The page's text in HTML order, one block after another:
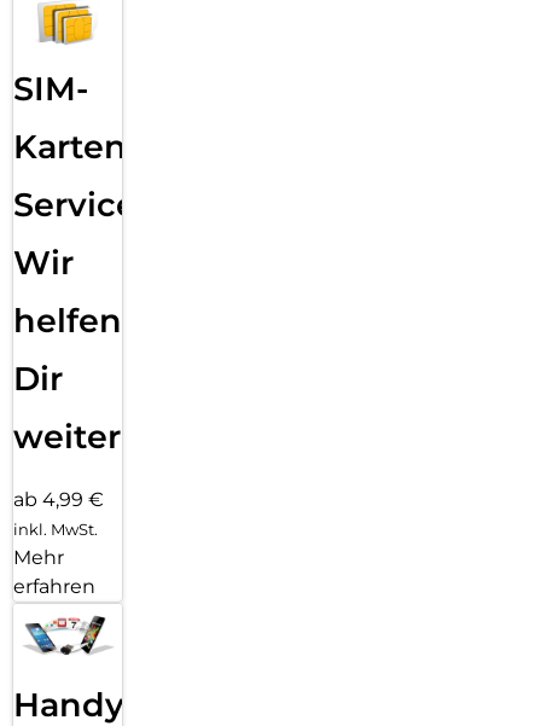
SIM-
Karten
Service:
Wir
helfen
Dir
weiter
ab 4,99 €
inkl. MwSt.
Mehr
erfahren
Handy